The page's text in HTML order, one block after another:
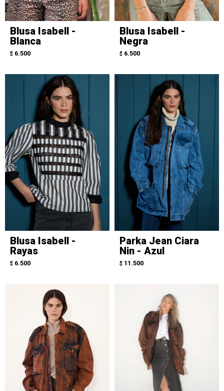
Blusa Isabell -
Blanca
$ 6.500
Blusa Isabell -
Negra
$ 6.500
Blusa Isabell -
Rayas
$ 6.500
Parka Jean Ciara
Nin - Azul
$ 11.500